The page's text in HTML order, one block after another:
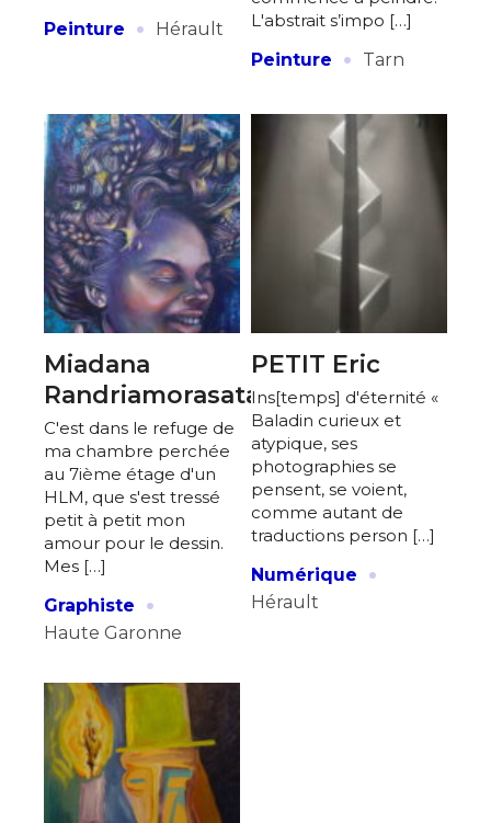
Peinture · Hérault
L'abstrait s’impo […]
Peinture
· Tarn
Miadana
Randriamorasata
C'est dans le refuge de
ma chambre perchée
au 7ième étage d'un
HLM, que s'est tressé
petit à petit mon
amour pour le dessin.
Mes […]
Graphiste
·
Haute Garonne
PETIT Eric
Ins[temps] d'éternité «
Baladin curieux et
atypique, ses
photographies se
pensent, se voient,
comme autant de
traductions person […]
Numérique
·
Hérault